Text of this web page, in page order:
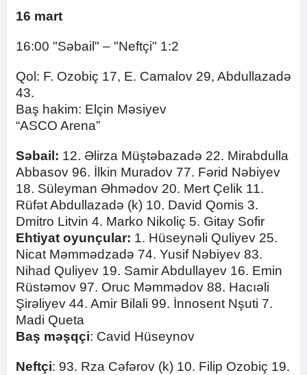
16 mart
16:00 "Səbail" – "Neftçi" 1:2
Qol: F. Ozobiç 17, E. Camalov 29, Abdullazadə
43.
Baş hakim: Elçin Məsiyev
“ASCO Arena”
Səbail: 12. Əlirza Müştəbazadə 22. Mirabdulla
Abbasov 96. İlkin Muradov 77. Fərid Nəbiyev
18. Süleyman Əhmədov 20. Mert Çelik 11.
Rüfət Abdullazadə (k) 10. David Qomis 3.
Dmitro Litvin 4. Marko Nikoliç 5. Gitay Sofir
Ehtiyat oyunçular: 1. Hüseynəli Quliyev 25.
Nicat Məmmədzadə 74. Yusif Nəbiyev 83.
Nihad Quliyev 19. Samir Abdullayev 16. Emin
Rüstəmov 97. Oruc Məmmədov 88. Hacıəli
Şirəliyev 44. Amir Bilali 99. İnnosent Nşuti 7.
Madi Queta
Baş məşqçi: Cavid Hüseynov
Neftçi: 93. Rza Cəfərov (k) 10. Filip Ozobiç 19.